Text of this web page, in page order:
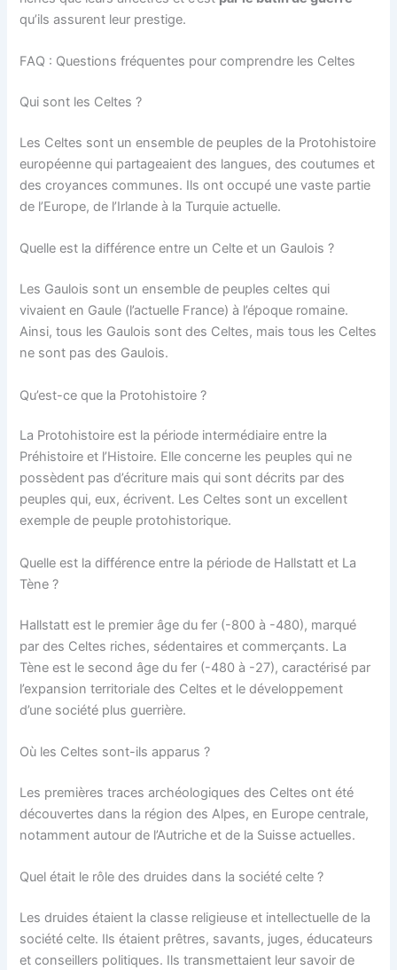
qu’ils assurent leur prestige.
FAQ : Questions fréquentes pour comprendre les Celtes
Qui sont les Celtes ?
Les Celtes sont un ensemble de peuples de la Protohistoire
européenne qui partageaient des langues, des coutumes et
des croyances communes. Ils ont occupé une vaste partie
de l’Europe, de l’Irlande à la Turquie actuelle.
Quelle est la différence entre un Celte et un Gaulois ?
Les Gaulois sont un ensemble de peuples celtes qui
vivaient en Gaule (l’actuelle France) à l’époque romaine.
Ainsi, tous les Gaulois sont des Celtes, mais tous les Celtes
ne sont pas des Gaulois.
Qu’est-ce que la Protohistoire ?
La Protohistoire est la période intermédiaire entre la
Préhistoire et l’Histoire. Elle concerne les peuples qui ne
possèdent pas d’écriture mais qui sont décrits par des
peuples qui, eux, écrivent. Les Celtes sont un excellent
exemple de peuple protohistorique.
Quelle est la différence entre la période de Hallstatt et La
Tène ?
Hallstatt est le premier âge du fer (-800 à -480), marqué
par des Celtes riches, sédentaires et commerçants. La
Tène est le second âge du fer (-480 à -27), caractérisé par
l’expansion territoriale des Celtes et le développement
d’une société plus guerrière.
Où les Celtes sont-ils apparus ?
Les premières traces archéologiques des Celtes ont été
découvertes dans la région des Alpes, en Europe centrale,
notamment autour de l’Autriche et de la Suisse actuelles.
Quel était le rôle des druides dans la société celte ?
Les druides étaient la classe religieuse et intellectuelle de la
société celte. Ils étaient prêtres, savants, juges, éducateurs
et conseillers politiques. Ils transmettaient leur savoir de